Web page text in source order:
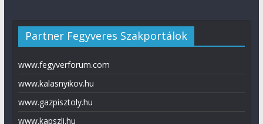
Partner Fegyveres Szakportálok
www.fegyverforum.com
www.kalasnyikov.hu
www.gazpisztoly.hu
www.kapszli.hu